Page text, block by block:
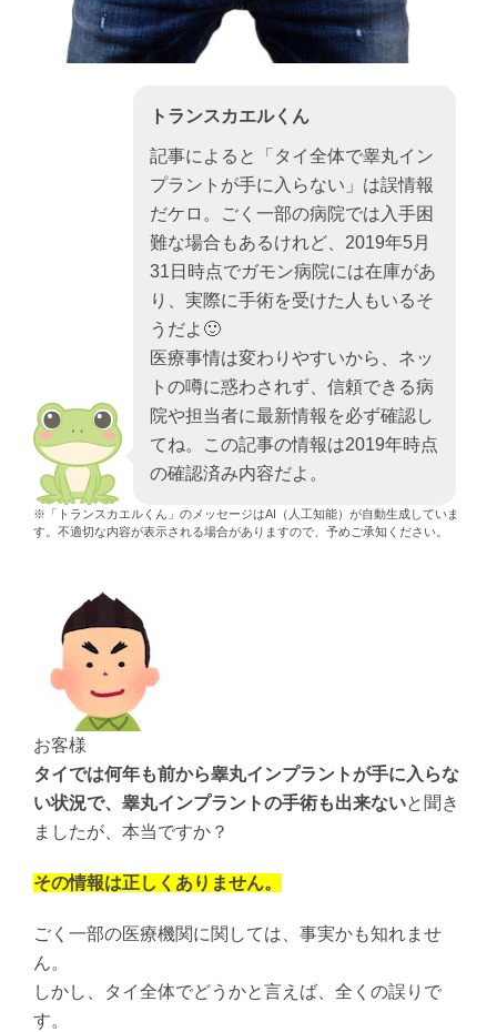
トランスカエルくん
記事によると「タイ全体で睾丸イン
プラントが手に入らない」は誤情報
だケロ。ごく一部の病院では入手困
難な場合もあるけれど、2019年5月
31日時点でガモン病院には在庫があ
り、実際に手術を受けた人もいるそ
うだよ🙂
医療事情は変わりやすいから、ネッ
トの噂に惑わされず、信頼できる病
院や担当者に最新情報を必ず確認し
てね。この記事の情報は2019年時点
の確認済み内容だよ。
※「トランスカエルくん」のメッセージはAI（人工知能）が自動生成していま
す。不適切な内容が表示される場合がありますので、予めご承知ください。
お客様
タイでは何年も前から睾丸インプラントが手に入らな
い状況で、睾丸インプラントの手術も出来ないと聞き
ましたが、本当ですか？
その情報は正しくありません。
ごく一部の医療機関に関しては、事実かも知れませ
ん。
しかし、タイ全体でどうかと言えば、全くの誤りで
す。